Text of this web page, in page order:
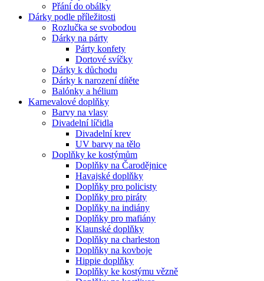
Přání do obálky
Dárky podle příležitosti
Rozlučka se svobodou
Dárky na párty
Párty konfety
Dortové svíčky
Dárky k důchodu
Dárky k narození dítěte
Balónky a hélium
Karnevalové doplňky
Barvy na vlasy
Divadelní líčidla
Divadelní krev
UV barvy na tělo
Doplňky ke kostýmům
Doplňky na Čarodějnice
Havajské doplňky
Doplňky pro policisty
Doplňky pro piráty
Doplňky na indiány
Doplňky pro mafiány
Klaunské doplňky
Doplňky na charleston
Doplňky na kovboje
Hippie doplňky
Doplňky ke kostýmu vězně